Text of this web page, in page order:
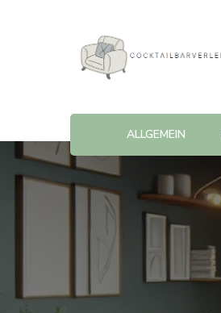
Cocktailbarverleih
ALLGEMEIN